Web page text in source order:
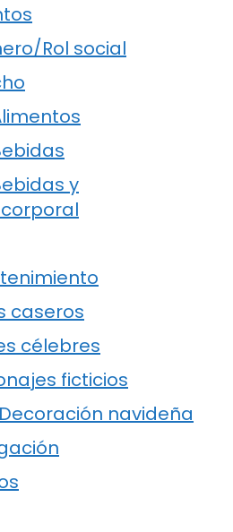
Rol social
y
caseros
célebres
ficticios
navideña